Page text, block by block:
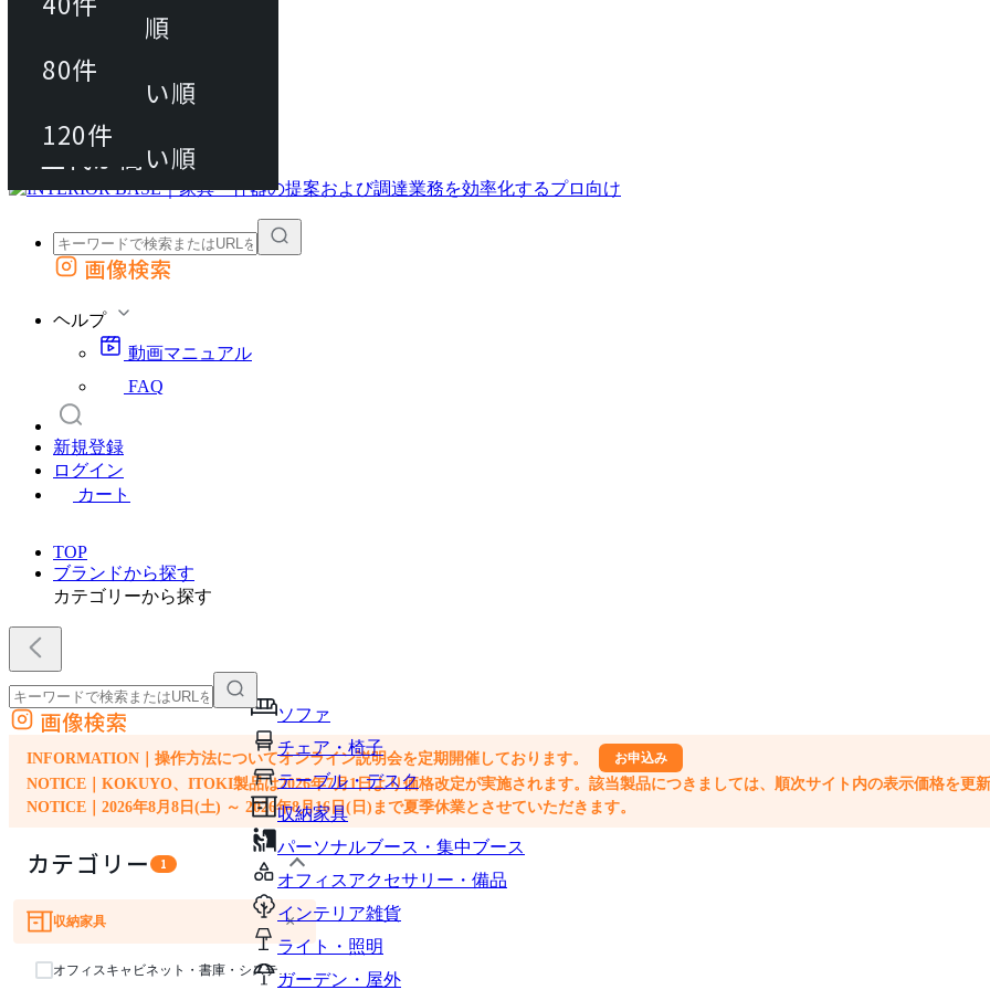
動画マニュアル
FAQ
カート
外部サイトの商品をカートに追加
画像検索
ヘルプ
動画マニュアル
FAQ
新規登録
ログイン
カート
TOP
ブランドから探す
カテゴリーから探す
ソファ
チェア・椅子
テーブル・デスク
収納家具
パーソナルブース・集中ブース
オフィスアクセサリー・備品
インテリア雑貨
ライト・照明
ガーデン・屋外
外部サイトの商品をカートに追加
他のサイトで見つけた商品ページのURLを貼り付けて、カートに追加できます
画像検索
INFORMATION｜操作方法についてオンライン説明会を定期開催しております。 お申込み
NOTICE｜KOKUYO、ITOKI製品は2026年7月1日より価格改定が実施されます。該当製品につきましては、順次サイト内の表示価格を更新
NOTICE｜2026年8月8日(土) ～ 2026年8月16日(日)まで夏季休業とさせていただきます。
カテゴリー 1
ソファ
チェア・椅子
テーブル・デスク
収納家具 ×
オフィスキャビネット・書庫・システム収納
80件
120件
おすすめ順
上代が安い順
上代が高い順
80件
120件